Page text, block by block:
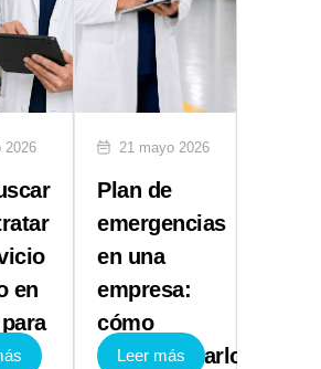
2026
en
21 mayo 2026
Plan de
emergencias
en una
empresa:
cómo
implementarlo
Leer más